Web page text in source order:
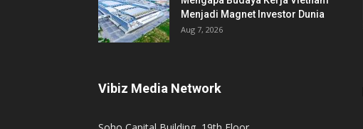
Menjadi Magnet Investor Dunia
Aug 7, 2026
Vibiz Media Network